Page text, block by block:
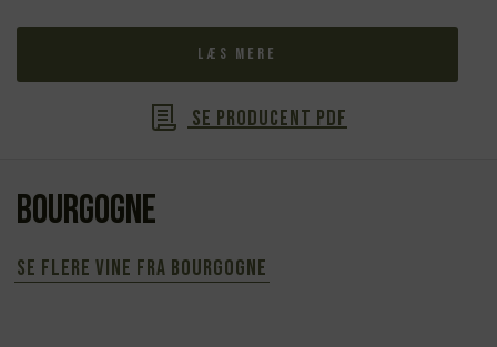
Læs mere
Se producent PDF
Bourgogne
Se flere vine fra Bourgogne